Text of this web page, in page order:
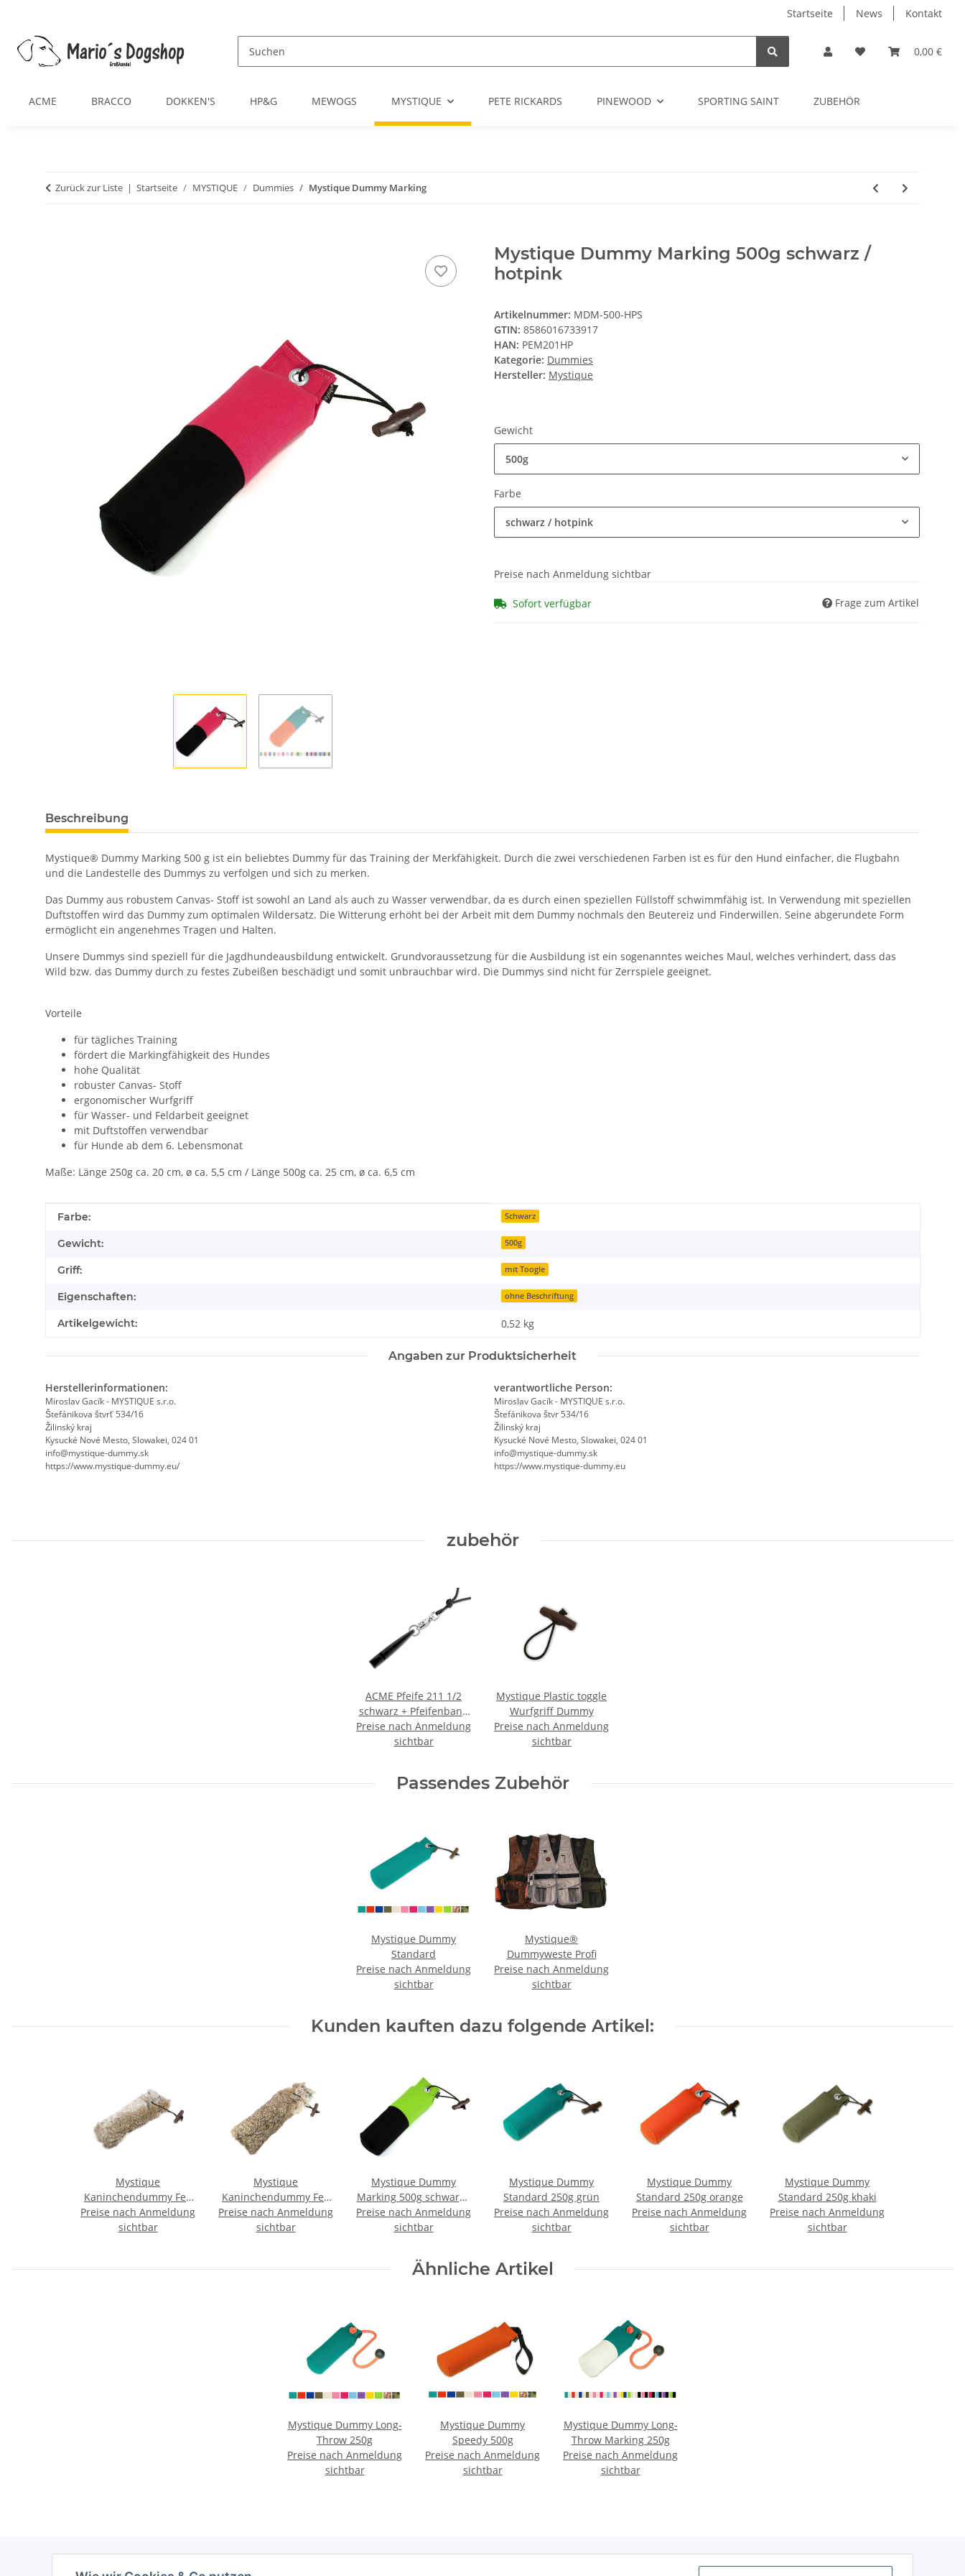
Startseite News Kontakt
0,00 €
ACME BRACCO DOKKEN'S HP&G MEWOGS MYSTIQUE PETE RICKARDS PINEWOOD SPORTING SAINT ZUBEHÖR
Zurück zur Liste Startseite MYSTIQUE Dummies Mystique Dummy Marking
Mystique Dummy Marking 500g schwarz /
hotpink
Artikelnummer: MDM-500-HPS
GTIN: 8586016733917
HAN: PEM201HP
Kategorie: Dummies
Hersteller: Mystique
Gewicht
500g
Farbe
schwarz / hotpink
Preise nach Anmeldung sichtbar
Sofort verfügbar Frage zum Artikel
Beschreibung
Mystique® Dummy Marking 500 g ist ein beliebtes Dummy für das Training der Merkfähigkeit. Durch die zwei verschiedenen Farben ist es für den Hund einfacher, die Flugbahn
und die Landestelle des Dummys zu verfolgen und sich zu merken.
Das Dummy aus robustem Canvas- Stoff ist sowohl an Land als auch zu Wasser verwendbar, da es durch einen speziellen Füllstoff schwimmfähig ist. In Verwendung mit speziellen
Duftstoffen wird das Dummy zum optimalen Wildersatz. Die Witterung erhöht bei der Arbeit mit dem Dummy nochmals den Beutereiz und Finderwillen. Seine abgerundete Form
ermöglicht ein angenehmes Tragen und Halten.
Unsere Dummys sind speziell für die Jagdhundeausbildung entwickelt. Grundvoraussetzung für die Ausbildung ist ein sogenanntes weiches Maul, welches verhindert, dass das
Wild bzw. das Dummy durch zu festes Zubeißen beschädigt und somit unbrauchbar wird. Die Dummys sind nicht für Zerrspiele geeignet.
Vorteile
für tägliches Training
fördert die Markingfähigkeit des Hundes
hohe Qualität
robuster Canvas- Stoff
ergonomischer Wurfgriff
für Wasser- und Feldarbeit geeignet
mit Duftstoffen verwendbar
für Hunde ab dem 6. Lebensmonat
Maße: Länge 250g ca. 20 cm, ø ca. 5,5 cm / Länge 500g ca. 25 cm, ø ca. 6,5 cm
Produkteigenschaft
Wert
Farbe: Schwarz
Gewicht: 500g
Griff: mit Toogle
Eigenschaften: ohne Beschriftung
Artikelgewicht: 0,52 kg
Angaben zur Produktsicherheit
Herstellerinformationen:
Miroslav Gacík - MYSTIQUE s.r.o.
Štefánikova štvrť 534/16
Žilinský kraj
Kysucké Nové Mesto, Slowakei, 024 01
info@mystique-dummy.sk
https://www.mystique-dummy.eu/
verantwortliche Person:
Miroslav Gacík - MYSTIQUE s.r.o.
Štefánikova štvr 534/16
Žilinský kraj
Kysucké Nové Mesto, Slowakei, 024 01
info@mystique-dummy.sk
https://www.mystique-dummy.eu
zubehör
ACME Pfeife 211 1/2
schwarz + Pfeifenband
kostenlos
Preise nach Anmeldung
sichtbar
Mystique Plastic toggle
Wurfgriff Dummy
Preise nach Anmeldung
sichtbar
Passendes Zubehör
Mystique Dummy
Standard
Preise nach Anmeldung
sichtbar
Mystique®
Dummyweste Profi
Preise nach Anmeldung
sichtbar
Kunden kauften dazu folgende Artikel:
Mystique
Kaninchendummy Fell
250g
Preise nach Anmeldung
sichtbar
Mystique
Kaninchendummy Fell
500g
Preise nach Anmeldung
sichtbar
Mystique Dummy
Marking 500g schwarz /
neongrün
Preise nach Anmeldung
sichtbar
Mystique Dummy
Standard 250g grün
Preise nach Anmeldung
sichtbar
Mystique Dummy
Standard 250g orange
Preise nach Anmeldung
sichtbar
Mystique Dummy
Standard 250g khaki
Preise nach Anmeldung
sichtbar
Ähnliche Artikel
Mystique Dummy Long-
Throw 250g
Preise nach Anmeldung
sichtbar
Mystique Dummy
Speedy 500g
Preise nach Anmeldung
sichtbar
Mystique Dummy Long-
Throw Marking 250g
Preise nach Anmeldung
sichtbar